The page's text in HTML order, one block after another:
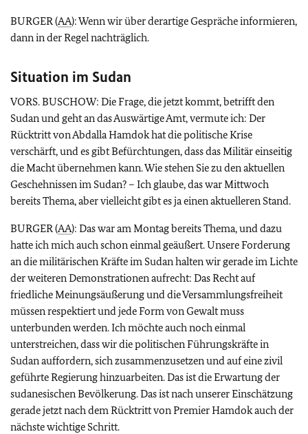
BURGER (AA): Wenn wir über derartige Gespräche informieren,
dann in der Regel nachträglich.
Situation im Sudan
VORS. BUSCHOW: Die Frage, die jetzt kommt, betrifft den
Sudan und geht an das Auswärtige Amt, vermute ich: Der
Rücktritt von Abdalla Hamdok hat die politische Krise
verschärft, und es gibt Befürchtungen, dass das Militär einseitig
die Macht übernehmen kann. Wie stehen Sie zu den aktuellen
Geschehnissen im Sudan? – Ich glaube, das war Mittwoch
bereits Thema, aber vielleicht gibt es ja einen aktuelleren Stand.
BURGER (AA): Das war am Montag bereits Thema, und dazu
hatte ich mich auch schon einmal geäußert. Unsere Forderung
an die militärischen Kräfte im Sudan halten wir gerade im Lichte
der weiteren Demonstrationen aufrecht: Das Recht auf
friedliche Meinungsäußerung und die Versammlungsfreiheit
müssen respektiert und jede Form von Gewalt muss
unterbunden werden. Ich möchte auch noch einmal
unterstreichen, dass wir die politischen Führungskräfte in
Sudan auffordern, sich zusammenzusetzen und auf eine zivil
geführte Regierung hinzuarbeiten. Das ist die Erwartung der
sudanesischen Bevölkerung. Das ist nach unserer Einschätzung
gerade jetzt nach dem Rücktritt von Premier Hamdok auch der
nächste wichtige Schritt.